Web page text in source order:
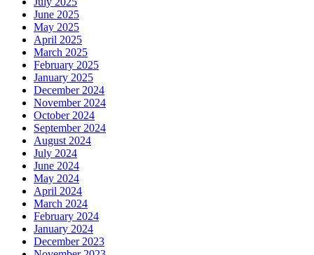
June 2025
May 2025
April 2025
March 2025
February 2025
January 2025
December 2024
November 2024
October 2024
September 2024
August 2024
July 2024
June 2024
May 2024
April 2024
March 2024
February 2024
January 2024
December 2023